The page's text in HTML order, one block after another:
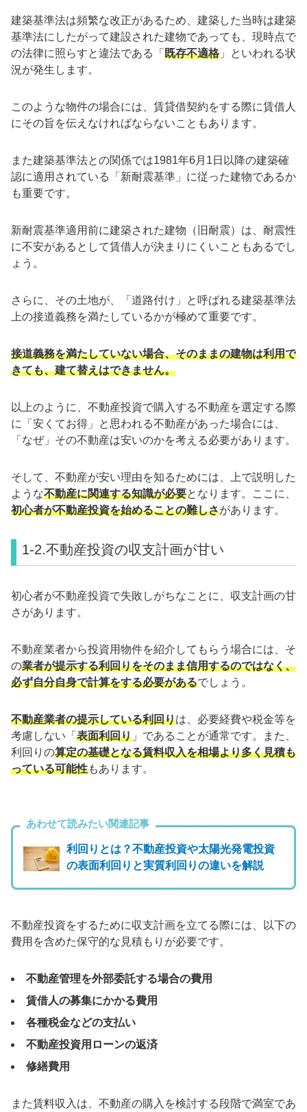
建築基準法は頻繁な改正があるため、建築した当時は建築
基準法にしたがって建設された建物であっても、現時点で
の法律に照らすと違法である「 既存不適格 」といわれる状
況が発生します。
このような物件の場合には、賃貸借契約をする際に賃借人
にその旨を伝えなければならないこともあります。
また建築基準法との関係では1981年6月1日以降の建築確
認に適用されている「新耐震基準」に従った建物であるか
も重要です。
新耐震基準適用前に建築された建物（旧耐震）は、耐震性
に不安があるとして賃借人が決まりにくいこともあるでし
ょう。
さらに、その土地が、「道路付け」と呼ばれる建築基準法
上の接道義務を満たしているかが極めて重要です。
接道義務を満たしていない場合、そのままの建物は利用で
きても、建て替えはできません。
以上のように、不動産投資で購入する不動産を選定する際
に「安くてお得」と思われる不動産があった場合には、
「なぜ」その不動産は安いのかを考える必要があります。
そして、不動産が安い理由を知るためには、上で説明した
ような不動産に関連する知識が必要となります。ここに、
初心者が不動産投資を始めることの難しさがあります。
1-2.不動産投資の収支計画が甘い
初心者が不動産投資で失敗しがちなことに、収支計画の甘
さがあります。
不動産業者から投資用物件を紹介してもらう場合には、そ
の業者が提示する利回りをそのまま信用するのではなく、
必ず自分自身で計算をする必要があるでしょう。
不動産業者の提示している利回りは、必要経費や税金等を
考慮しない「 表面利回り 」であることが通常です。また、
利回りの算定の基礎となる賃料収入を相場より多く見積も
っている可能性もあります。
あわせて読みたい関連記事
利回りとは？不動産投資や太陽光発電投資
の表面利回りと実質利回りの違いを解説
不動産投資をするために収支計画を立てる際には、以下の
費用を含めた保守的な見積もりが必要です。
不動産管理を外部委託する場合の費用
賃借人の募集にかかる費用
各種税金などの支払い
不動産投資用ローンの返済
修繕費用
また賃料収入は、不動産の購入を検討する段階で満室であ